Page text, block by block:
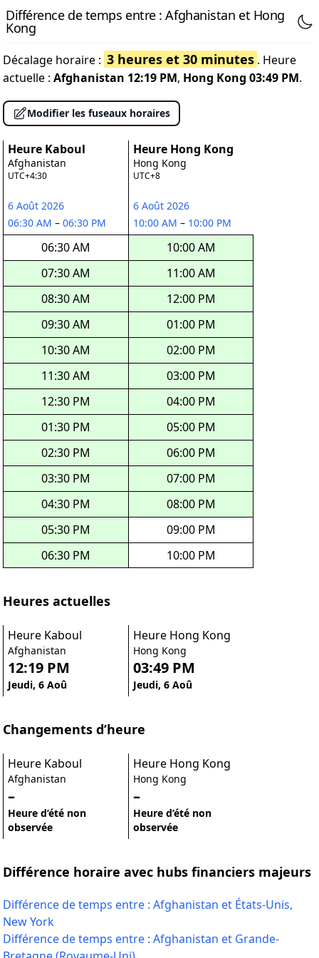
Différence de temps entre : Afghanistan et Hong
Kong
Décalage horaire : 3 heures et 30 minutes . Heure
actuelle : Afghanistan 12:19 PM, Hong Kong 03:49 PM.
Modifier les fuseaux horaires
Heure Kaboul
Afghanistan
UTC+4:30
6 Août 2026
06:30 AM – 06:30 PM
06:30 AM
07:30 AM
08:30 AM
09:30 AM
10:30 AM
11:30 AM
12:30 PM
01:30 PM
02:30 PM
03:30 PM
04:30 PM
05:30 PM
06:30 PM
Heure Hong Kong
Hong Kong
UTC+8
6 Août 2026
10:00 AM – 10:00 PM
10:00 AM
11:00 AM
12:00 PM
01:00 PM
02:00 PM
03:00 PM
04:00 PM
05:00 PM
06:00 PM
07:00 PM
08:00 PM
09:00 PM
10:00 PM
Heures actuelles
Heure Kaboul
Afghanistan
12:19 PM
Jeudi, 6 Aoû
Heure Hong Kong
Hong Kong
03:49 PM
Jeudi, 6 Aoû
Changements d’heure
Heure Kaboul
Afghanistan
–
Heure d’été non
observée
Heure Hong Kong
Hong Kong
–
Heure d’été non
observée
Différence horaire avec hubs financiers majeurs
Différence de temps entre : Afghanistan et États-Unis,
New York
Différence de temps entre : Afghanistan et Grande-